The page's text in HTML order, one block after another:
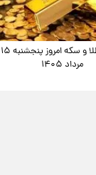
قیمت طلا و سکه امروز پنجشنبه ۱۵
مرداد ۱۴۰۵